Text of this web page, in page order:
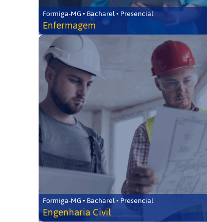
Formiga-MG • Bacharel • Presencial
Enfermagem
Formiga-MG • Bacharel • Presencial
Engenharia Civil